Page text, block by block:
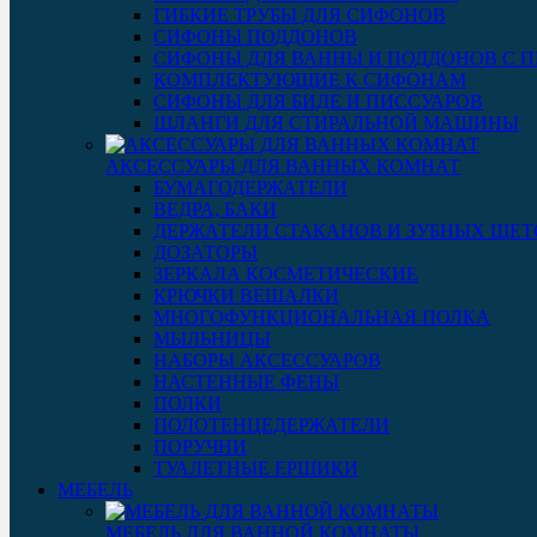
ГИБКИЕ ТРУБЫ ДЛЯ СИФОНОВ
СИФОНЫ ПОДДОНОВ
СИФОНЫ ДЛЯ ВАННЫ И ПОДДОНОВ С
КОМПЛЕКТУЮЩИЕ К СИФОНАМ
СИФОНЫ ДЛЯ БИДЕ И ПИССУАРОВ
ШЛАНГИ ДЛЯ СТИРАЛЬНОЙ МАШИНЫ
АКСЕССУАРЫ ДЛЯ ВАННЫХ КОМНАТ
БУМАГОДЕРЖАТЕЛИ
ВЕДРА, БАКИ
ДЕРЖАТЕЛИ СТАКАНОВ И ЗУБНЫХ
ДОЗАТОРЫ
ЗЕРКАЛА КОСМЕТИЧЕСКИЕ
КРЮЧКИ ВЕШАЛКИ
МНОГОФУНКЦИОНАЛЬНАЯ ПОЛКА
МЫЛЬНИЦЫ
НАБОРЫ АКСЕССУАРОВ
НАСТЕННЫЕ ФЕНЫ
ПОЛКИ
ПОЛОТЕНЦЕДЕРЖАТЕЛИ
ПОРУЧНИ
ТУАЛЕТНЫЕ ЕРШИКИ
МЕБЕЛЬ
МЕБЕЛЬ ДЛЯ ВАННОЙ КОМНАТЫ